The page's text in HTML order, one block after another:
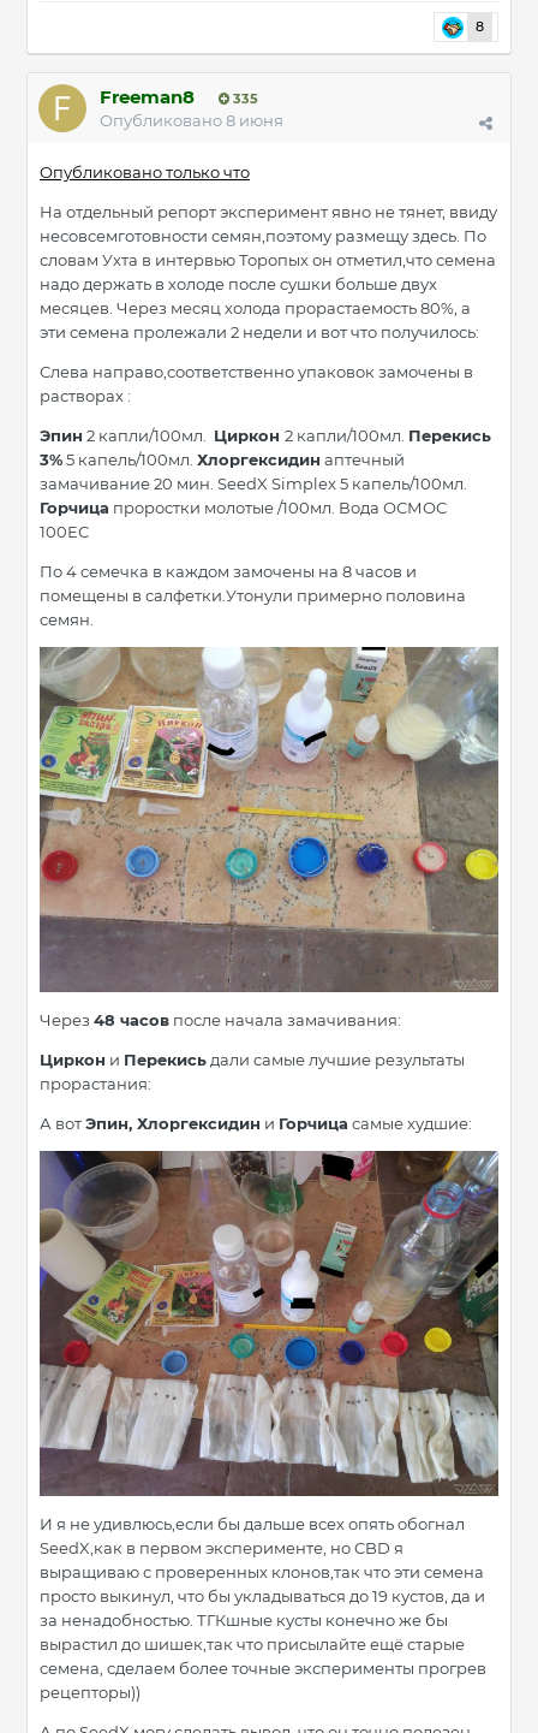
8
Freeman8 335
Опубликовано8 июня
Опубликовано только что
На отдельный репорт эксперимент явно не тянет, ввиду
несовсемготовности семян,поэтому размещу здесь. По
словам Ухта в интервью Торопых он отметил,что семена
надо держать в холоде после сушки больше двух
месяцев. Через месяц холода прорастаемость 80%, а
эти семена пролежали 2 недели и вот что получилось:
Слева направо,соответственно упаковок замочены в
растворах :
Эпин 2 капли/100мл. Циркон 2 капли/100мл. Перекись
3%5 капель/100мл. Хлоргексидин аптечный
замачивание 20 мин. SeedX Simplex 5 капель/100мл.
Горчица проростки молотые /100мл. Вода ОСМОС
100ЕС
По 4 семечка в каждом замочены на 8 часов и
помещены в салфетки.Утонули примерно половина
семян.
Через 48 часов после начала замачивания:
Циркон и Перекись дали самые лучшие результаты
прорастания:
А вотЭпин, Хлоргексидин и Горчица самые худшие:
И я не удивлюсь,если бы дальше всех опять обогнал
SeedX,как в первом эксперименте, но CBD я
выращиваю с проверенных клонов,так что эти семена
просто выкинул, что бы укладываться до 19 кустов, да и
за ненадобностью. ТГКшные кусты конечно же бы
вырастил до шишек,так что присылайте ещё старые
семена, сделаем более точные эксперименты прогрев
рецепторы))